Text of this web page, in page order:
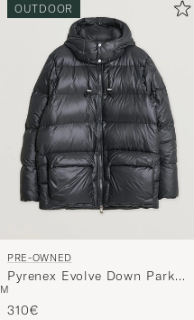
OUTDOOR
PRE-OWNED
Pyrenex Evolve Down Parka
Black
M
310€